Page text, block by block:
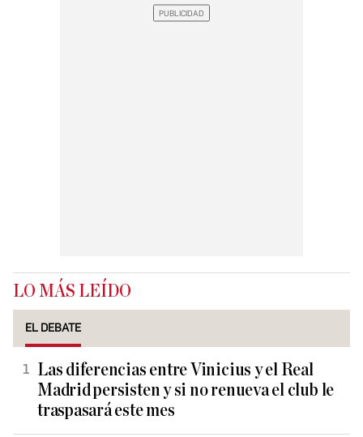
LO MÁS LEÍDO
EL DEBATE
Las diferencias entre Vinicius y el Real
Madrid persisten y si no renueva el club le
traspasará este mes